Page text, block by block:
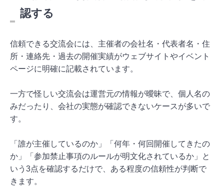
認する
信頼できる交流会には、主催者の会社名・代表者名・住
所・連絡先・過去の開催実績がウェブサイトやイベント
ページに明確に記載されています。
一方で怪しい交流会は運営元の情報が曖昧で、個人名の
みだったり、会社の実態が確認できないケースが多いで
す。
「誰が主催しているのか」「何年・何回開催してきたの
か」「参加禁止事項のルールが明文化されているか」と
いう3点を確認するだけで、ある程度の信頼性が判断で
きます。